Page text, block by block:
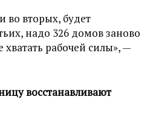
во вторых, будет
надо 326 домов заново
хватать рабочей силы», —
восстанавливают